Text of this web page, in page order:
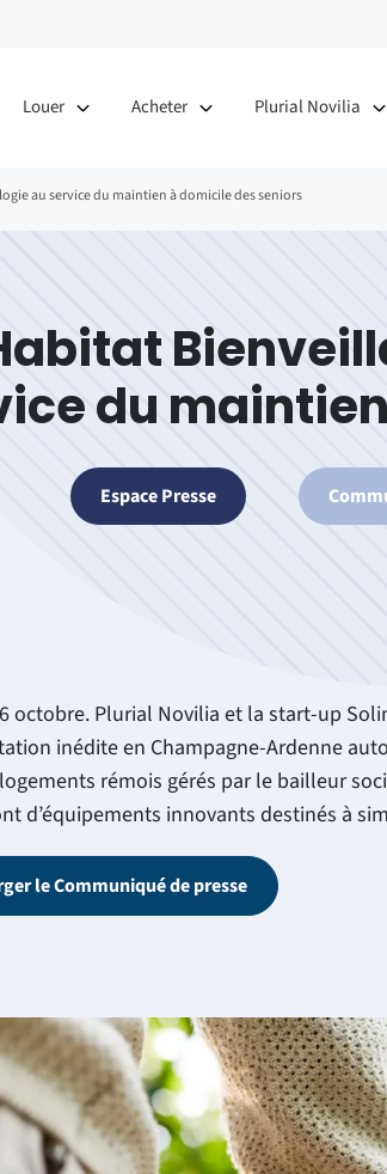
Louer Acheter Plurial Novilia
au service du maintien à domicile des seniors
du
Espace Presse
octobre. Plurial Novilia et la start-up
inédite en Champagne-Ardenne
rémois gérés par le bailleur
d’équipements innovants destinés à
le Communiqué de presse